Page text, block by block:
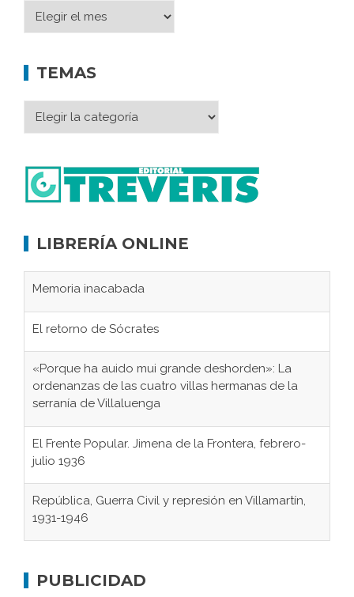
TEMAS
LIBRERÍA ONLINE
Memoria inacabada
El retorno de Sócrates
«Porque ha auido mui grande deshorden»: La
ordenanzas de las cuatro villas hermanas de la
serranía de Villaluenga
El Frente Popular. Jimena de la Frontera, febrero-
julio 1936
República, Guerra Civil y represión en Villamartín,
1931-1946
concentración nazis
PUBLICIDAD